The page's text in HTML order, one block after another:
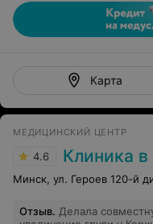
Карта
МЕДИЦИНСКИЙ ЦЕНТР
4.6 Клиника в
Минск, ул. Героев 120-й
Отзыв. Делала